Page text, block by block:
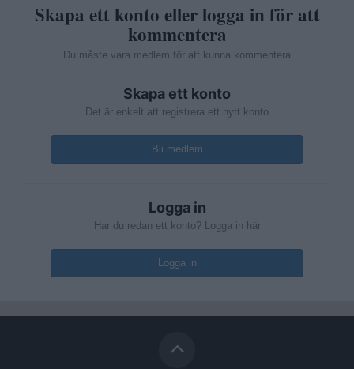
Skapa ett konto eller logga in för att
kommentera
Du måste vara medlem för att kunna kommentera
Skapa ett konto
Det är enkelt att registrera ett nytt konto
Bli medlem
Logga in
Har du redan ett konto? Logga in här
Logga in